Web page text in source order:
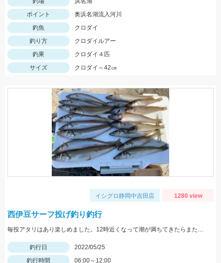
ポイント
奥浜名湖流入河川
釣魚
クロダイ
釣り方
クロダイルアー
釣果
クロダイ４匹
サイズ
クロダイ～42㎝
イシグロ静岡中吉田店 1280 view
西伊豆サーフ投げ釣り釣行
毎投アタリはあり楽しめました。12時近くなって潮が満ちてきたらまた食い良くなりましたが、エサ切れで終了しました。エサは赤イソメでした。
釣行日
2022/05/25
釣行時間
06:00～12:00